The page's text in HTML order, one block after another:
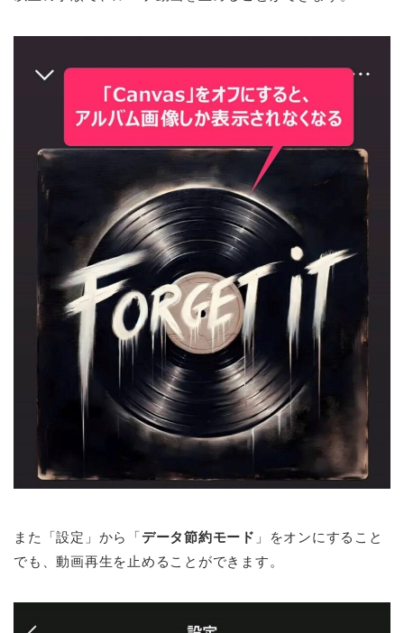
また「設定」から「データ節約モード 」をオンにすること
でも、動画再生を止めることができます。